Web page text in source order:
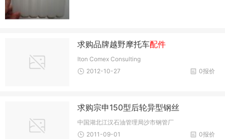
求购品牌越野摩托车配件
Iton Comex Consulting
0报价
2012-10-27
求购宗申150型后轮异型钢丝
中国湖北江汉石油管理局沙市钢管厂
0报价
2011-09-01